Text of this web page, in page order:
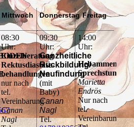
Mittwoch Donnerstag Freitag
08:30
Uhr:
Einzelberatung
Rektusdiastase-
behandlungen
nur nach
tel.
Vereinbarung
Canan
Nagl
09:30
Uhr:
Ganzheitliche
Rückbildung/
Neufindung
(mit
Baby)
Canan
Nagl
Tel.
14:00
Uhr:
Hebammen
Sprechstunde
Marietta
Endrös
Nur nach
tel.
Vereinbarung